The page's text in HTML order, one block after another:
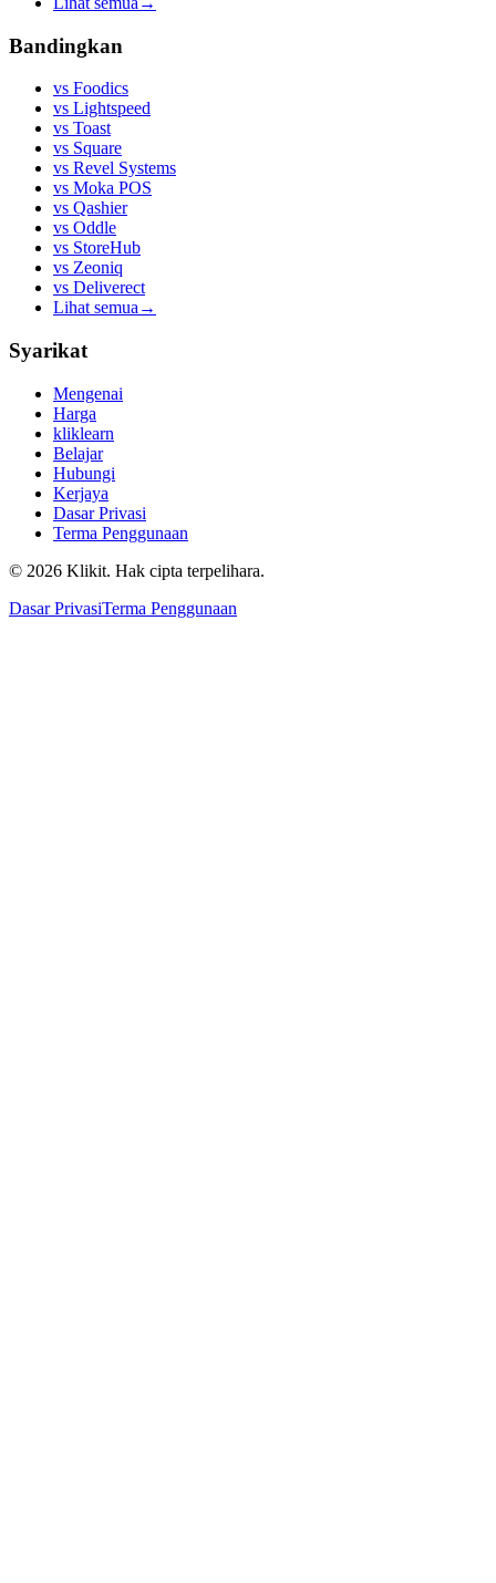
Bandingkan
vs Foodics
vs Lightspeed
vs Toast
vs Square
vs Revel Systems
vs Moka POS
vs Qashier
vs Oddle
vs StoreHub
vs Zeoniq
vs Deliverect
Lihat semua →
Syarikat
Mengenai
Harga
kliklearn
Belajar
Hubungi
Kerjaya
Dasar Privasi
Terma Penggunaan
© 2026 Klikit. Hak cipta terpelihara.
Dasar PrivasiTerma Penggunaan